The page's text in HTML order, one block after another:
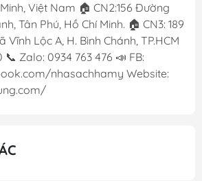
Việt Nam 🏠 CN2:156 Đường
Tân Phú, Hồ Chí Minh. 🏠 CN3: 189
Vĩnh Lộc A, H. Bình Chánh, TP.HCM
📞 Zalo: 0934 763 476 📣 FB:
nhasachhamy Website: